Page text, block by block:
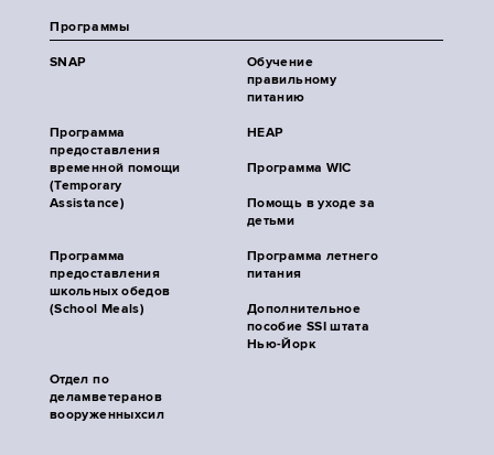
Программы
SNAP
Обучение
правильному
питанию
Программа
предоставления
временной помощи
(Temporary
Assistance)
HEAP
Программа WIC
Помощь в уходе за
детьми
Программа
предоставления
школьных обедов
(School Meals)
Программа летнего
питания
Дополнительное
пособие SSI штата
Нью-Йорк
Отдел по
деламветеранов
вооруженныхсил